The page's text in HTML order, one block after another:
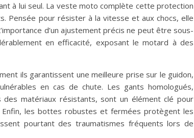
à lui seul. La veste moto complète cette protection
Pensée pour résister à la vitesse et aux chocs, elle
d’un ajustement précis ne peut être sous-
en efficacité, exposant le motard à des
ils garantissent une meilleure prise sur le guidon,
en cas de chute. Les gants homologués,
matériaux résistants, sont un élément clé pour
les bottes robustes et fermées protègent les
pourtant des traumatismes fréquents lors de